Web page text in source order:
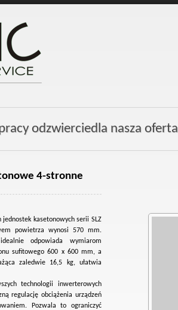
odzwierciedla nasza
4-stronne
jednostek kasetonowych serii SLZ
powietrza wynosi 570 mm.
odpowiada wymiarom
sufitowego 600 x 600 mm, a
zaledwie 16,5 kg, ułatwia
technologii inwerterowych
regulację obciążenia urządzeń
Pozwala to ograniczyć